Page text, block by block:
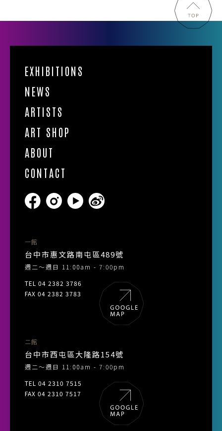
EXHIBITIONS
NEWS
ARTISTS
ART SHOP
ABOUT
CONTACT
一館
台中市惠文路南屯區489號
週二～週日 11:00am - 7:00pm
TEL 04 2382 3786
FAX 04 2382 3783
二館
台中市西屯區大隆路154號
週二～週日 11:00am - 7:00pm
TEL 04 2310 7515
FAX 04 2310 7517